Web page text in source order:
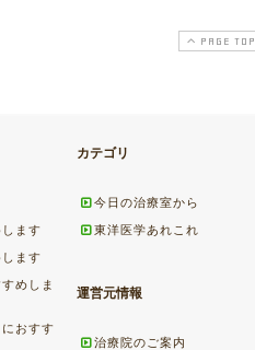
PAGE TOP
ます
ます
めしま
おすす
カテゴリ
今日の治療室から
東洋医学あれこれ
運営元情報
治療院のご案内